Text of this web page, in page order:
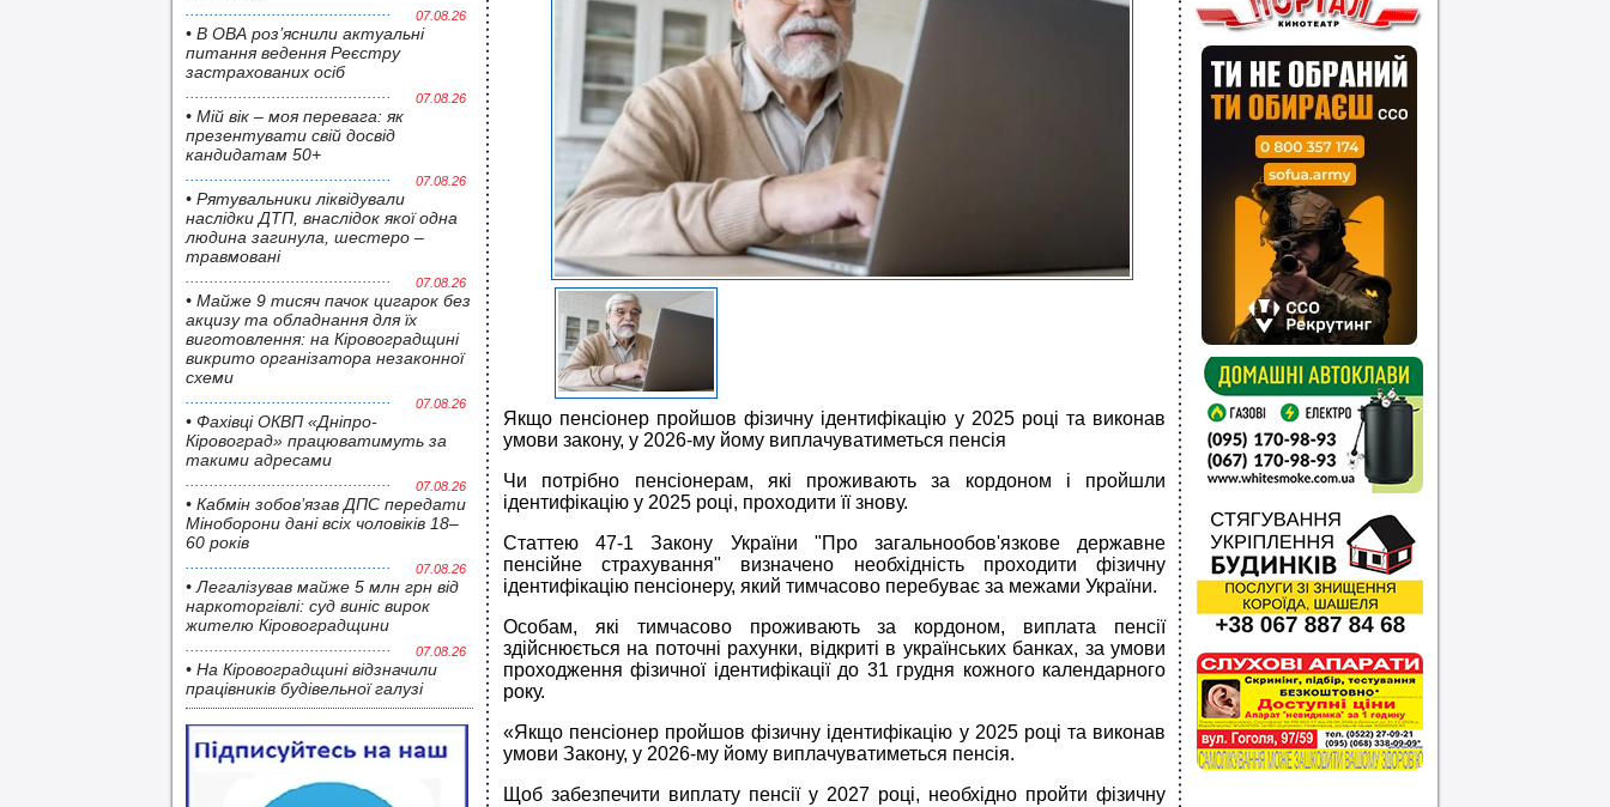
07.08.26
• В ОВА роз’яснили актуальні
питання ведення Реєстру
застрахованих осіб
07.08.26
• Мій вік – моя перевага: як
презентувати свій досвід
кандидатам 50+
07.08.26
• Pятувальники ліквідували
наслідки ДТП, внаслідок якої одна
людина загинула, шестеро –
травмовані
07.08.26
• Майже 9 тисяч пачок цигарок без
акцизу та обладнання для їх
виготовлення: на Кіровоградщині
викрито організатора незаконної
схеми
07.08.26
• Фахівці ОКВП «Дніпро-
Кіровоград» працюватимуть за
такими адресами
07.08.26
• Кабмін зобов’язав ДПС передати
Міноборони дані всіх чоловіків 18–
60 років
07.08.26
• Легалізував майже 5 млн грн від
наркоторгівлі: суд виніс вирок
жителю Кіровоградщини
07.08.26
• На Кіровоградщині відзначили
працівників будівельної галузі
Якщо пенсіонер пройшов фізичну ідентифікацію у 2025 році та виконав
умови закону, у 2026-му йому виплачуватиметься пенсія
Чи потрібно пенсіонерам, які проживають за кордоном і пройшли
ідентифікацію у 2025 році, проходити її знову.
Статтею 47-1 Закону України "Про загальнообов'язкове державне
пенсійне страхування" визначено необхідність проходити фізичну
ідентифікацію пенсіонеру, який тимчасово перебуває за межами України.
Особам, які тимчасово проживають за кордоном, виплата пенсії
здійснюється на поточні рахунки, відкриті в українських банках, за умови
проходження фізичної ідентифікації до 31 грудня кожного календарного
року.
«Якщо пенсіонер пройшов фізичну ідентифікацію у 2025 році та виконав
умови Закону, у 2026-му йому виплачуватиметься пенсія.
Щоб забезпечити виплату пенсії у 2027 році, необхідно пройти фізичну